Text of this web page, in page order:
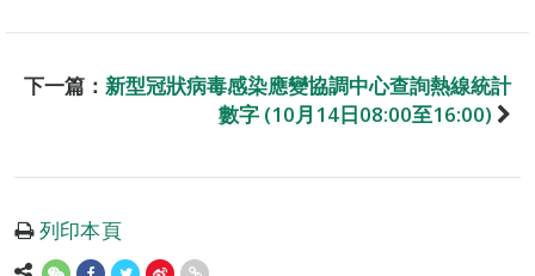
下一篇： 新型冠狀病毒感染應變協調中心查詢熱線統計
數字 (10月14日08:00至16:00)
列印本頁